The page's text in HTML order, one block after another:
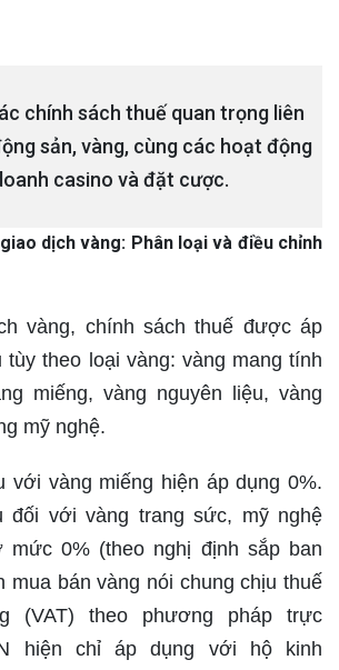
chính sách thuế quan trọng liên
sản, vàng, cùng các hoạt động
casino và đặt cược.
dịch vàng: Phân loại và điều chỉnh
vàng, chính sách thuế được áp
tùy theo loại vàng: vàng mang tính
miếng, vàng nguyên liệu, vàng
mỹ nghệ.
với vàng miếng hiện áp dụng 0%.
đối với vàng trang sức, mỹ nghệ
0% (theo nghị định sắp ban
mua bán vàng nói chung chịu thuế
(VAT) theo phương pháp trực
hiện chỉ áp dụng với hộ kinh